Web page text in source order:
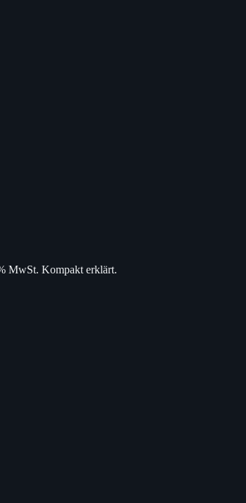
MwSt. Kompakt erklärt.